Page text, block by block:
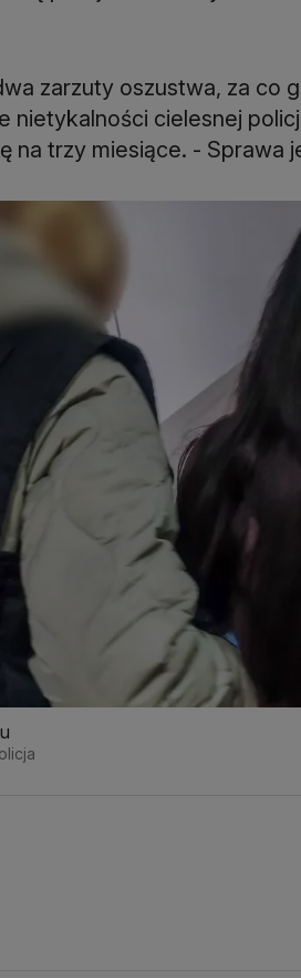
zarzuty oszustwa, za co
nietykalności cielesnej
na trzy miesiące. -